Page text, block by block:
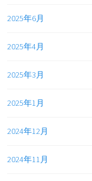
2025年6月
2025年4月
2025年3月
2025年1月
2024年12月
2024年11月